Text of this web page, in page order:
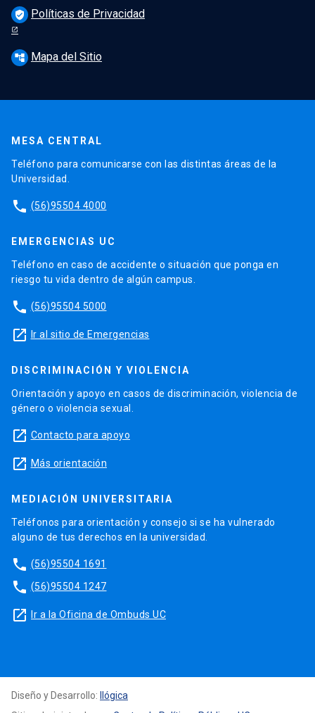
verified_user Políticas de Privacidad
account_tree Mapa del Sitio
MESA CENTRAL
Teléfono para comunicarse con las distintas áreas de la
Universidad.
phone (56)95504 4000
EMERGENCIAS UC
Teléfono en caso de accidente o situación que ponga en
riesgo tu vida dentro de algún campus.
phone (56)95504 5000
launch Ir al sitio de Emergencias
DISCRIMINACIÓN Y VIOLENCIA
Orientación y apoyo en casos de discriminación, violencia de
género o violencia sexual.
launch Contacto para apoyo
launch Más orientación
MEDIACIÓN UNIVERSITARIA
Teléfonos para orientación y consejo si se ha vulnerado
alguno de tus derechos en la universidad.
phone (56)95504 1691
phone (56)95504 1247
launch Ir a la Oficina de Ombuds UC
Diseño y Desarrollo:
Ilógica